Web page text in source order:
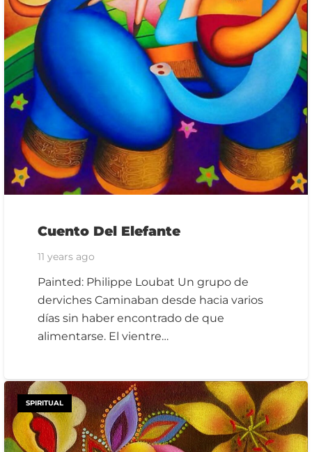
Cuento Del Elefante
11 years ago
Painted: Philippe Loubat Un grupo de
derviches Caminaban desde hacia varios
días sin haber encontrado de que
alimentarse. El vientre…
SPIRITUAL